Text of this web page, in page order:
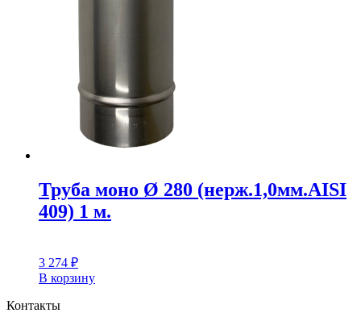
Труба моно Ø 280 (нерж.1,0мм.AISI
409) 1 м.
3 274 ₽
В корзину
Контакты